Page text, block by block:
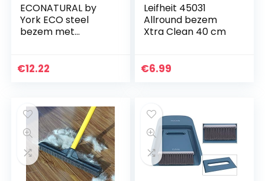
ECONATURAL by
York ECO steel
bezem met
€12.22
Leifheit 45031
Allround bezem
Xtra Clean 40 cm
€6.99